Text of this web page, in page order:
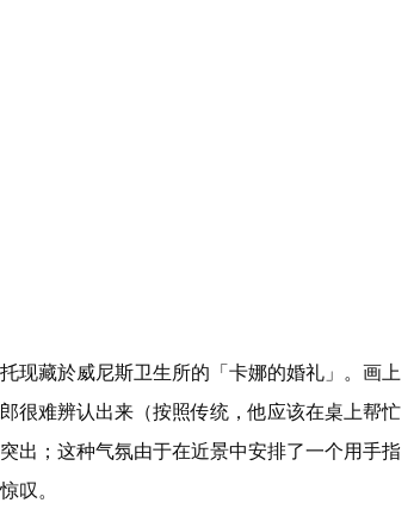
现藏於威尼斯卫生所的「卡娜的婚礼」。画上
很难辨认出来（按照传统，他应该在桌上帮忙
出；这种气氛由于在近景中安排了一个用手指
叹。